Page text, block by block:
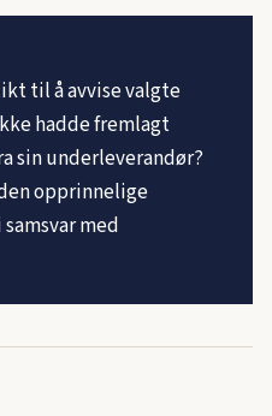
til å avvise valgte
hadde fremlagt
sin underleverandør?
opprinnelige
med